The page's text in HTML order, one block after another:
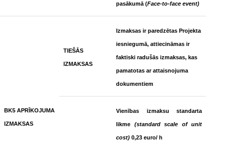
pasākumā (Face-to-face event)
BK5 APRĪKOJUMA
IZMAKSAS
TIEŠĀS
IZMAKSAS
Izmaksas ir paredzētas Projekta
iesniegumā, attiecināmas ir
faktiski radušās izmaksas, kas
pamatotas ar attaisnojuma
dokumentiem
Vienības izmaksu standarta
likme (standard scale of unit
cost) 0,23 euro/ h